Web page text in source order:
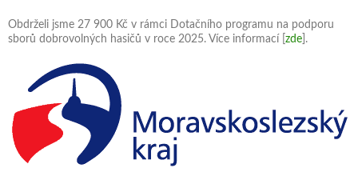
Obdrželi jsme 27 900 Kč v rámci Dotačního programu na podporu
sborů dobrovolných hasičů v roce 2025. Více informací [ zde ].